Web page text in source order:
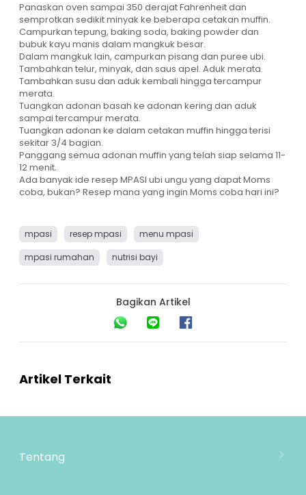
Panaskan oven sampai 350 derajat Fahrenheit dan
semprotkan sedikit minyak ke beberapa cetakan muffin.
Campurkan tepung, baking soda, baking powder dan
bubuk kayu manis dalam mangkuk besar.
Dalam mangkuk lain, campurkan pisang dan puree ubi.
Tambahkan telur, minyak, dan saus apel. Aduk merata.
Tambahkan susu dan aduk kembali hingga tercampur
merata.
Tuangkan adonan basah ke adonan kering dan aduk
sampai tercampur merata.
Tuangkan adonan ke dalam cetakan muffin hingga terisi
sekitar 3/4 bagian.
Panggang semua adonan muffin yang telah siap selama 11-
12 menit.
Ada banyak ide resep MPASI ubi ungu yang dapat Moms
coba, bukan? Resep mana yang ingin Moms coba hari ini?
mpasi resep mpasi
menu mpasi
mpasi rumahan
nutrisi bayi
Bagikan Artikel
Artikel Terkait
Tentang